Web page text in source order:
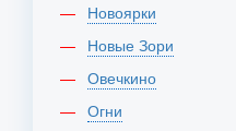
Новоярки
Новые Зори
Овечкино
Огни